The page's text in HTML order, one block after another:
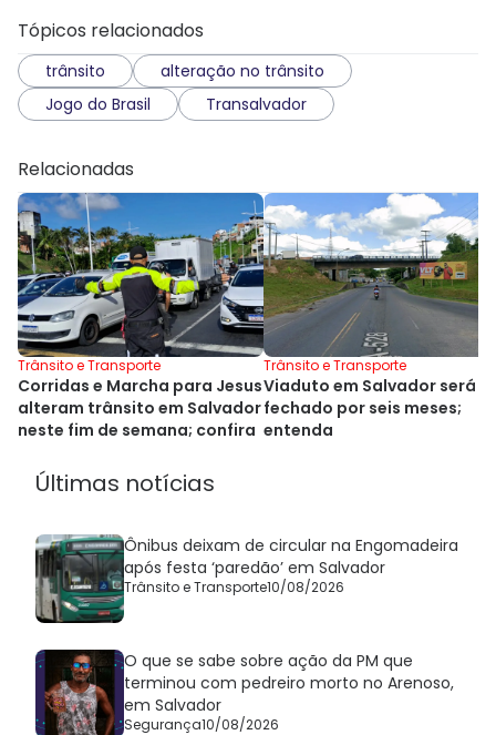
Tópicos relacionados
trânsito
alteração no trânsito
Jogo do Brasil
Transalvador
Relacionadas
Trânsito e Transporte
Corridas e Marcha para Jesus
alteram trânsito em Salvador
neste fim de semana; confira
Trânsito e Transporte
Viaduto em Salvador será
fechado por seis meses;
entenda
Últimas notícias
Ônibus deixam de circular na Engomadeira
após festa ‘paredão’ em Salvador
Trânsito e Transporte10/08/2026
O que se sabe sobre ação da PM que
terminou com pedreiro morto no Arenoso,
em Salvador
Segurança10/08/2026